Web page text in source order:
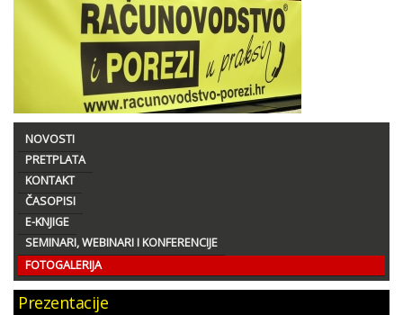
NOVOSTI
PRETPLATA
KONTAKT
ČASOPISI
E-KNJIGE
SEMINARI, WEBINARI I KONFERENCIJE
FOTOGALERIJA
Prezentacije